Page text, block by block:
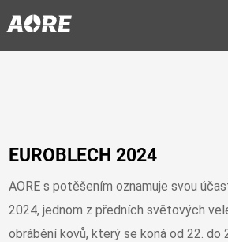
EUROBLECH 2024
AORE s potěšením oznamuje svou
2024, jednom z předních světových
obrábění kovů, který se koná od 22. do